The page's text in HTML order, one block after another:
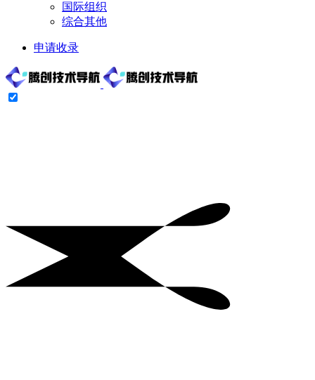
国际组织
综合其他
申请收录